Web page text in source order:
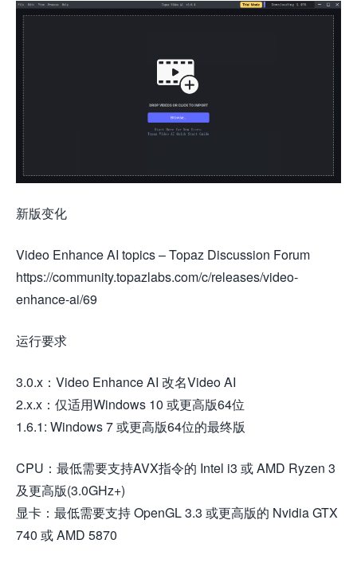
新版变化
Video Enhance AI topics – Topaz Discussion Forum
https://community.topazlabs.com/c/releases/video-
enhance-ai/69
运行要求
3.0.x：Video Enhance AI 改名Video AI
2.x.x：仅适用Windows 10 或更高版64位
1.6.1: Windows 7 或更高版64位的最终版
CPU：最低需要支持AVX指令的 Intel i3 或 AMD Ryzen 3
及更高版(3.0GHz+)
显卡：最低需要支持 OpenGL 3.3 或更高版的 Nvidia GTX
740 或 AMD 5870